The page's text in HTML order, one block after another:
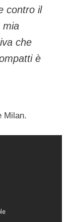
contro il
mia
che
è
Milan.